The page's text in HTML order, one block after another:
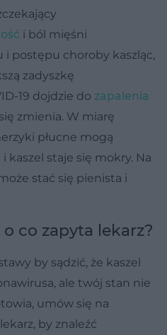
i ból mięśni
i postępu choroby kaszląc,
zadyszkę
19 dojdzie do zapalenia
zmienia. W miarę
płucne mogą
kaszel staje się mokry. Na
stać się pienista i
co zapyta lekarz?
by sądzić, że kaszel
ale twój stan nie
umów się na
by znaleźć